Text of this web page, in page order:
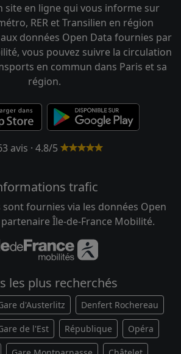
site en ligne qui vous informe sur
RER et Transilien en région
données Open Data fournies par
vous pouvez suivre la circulation
en commun dans Paris et sa
région.
avis · 4.8/5
trafic
fournies via les données Open
Île-de-France Mobilité.
les plus recherchés
d'Austerlitz Denfert Rochereau
de l'Est République Opéra